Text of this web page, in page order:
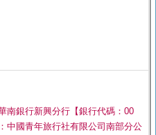
南銀行新興分行【銀行代碼：00
中國青年旅行社有限公司南部分公